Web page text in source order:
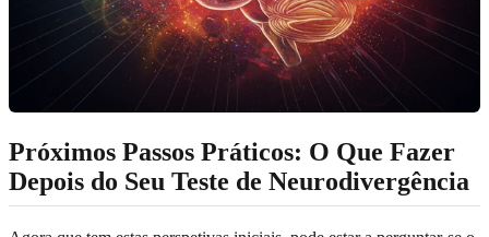
Próximos Passos Práticos: O Que Fazer
Depois do Seu Teste de Neurodivergência